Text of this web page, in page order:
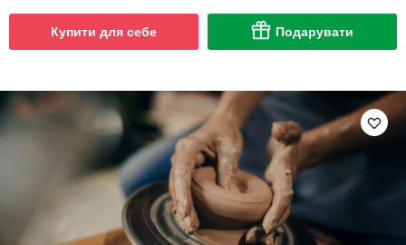
Купити для себе Подарувати